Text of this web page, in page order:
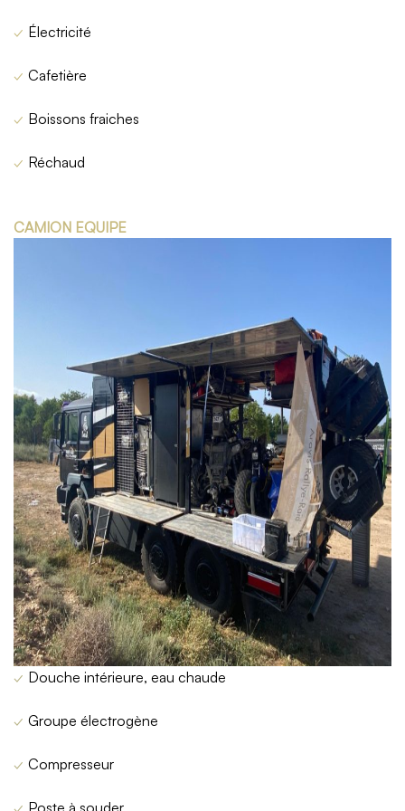
✓ Électricité
✓ Cafetière
✓ Boissons fraiches
✓ Réchaud
CAMION EQUIPE
✓ Douche intérieure, eau chaude
✓ Groupe électrogène
✓ Compresseur
✓ Poste à souder